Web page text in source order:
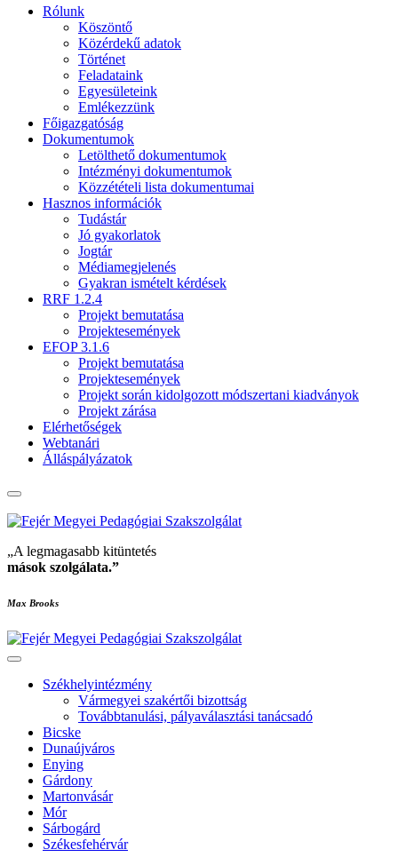
Rólunk
Köszöntő
Közérdekű adatok
Történet
Feladataink
Egyesületeink
Emlékezzünk
Főigazgatóság
Dokumentumok
Letölthető dokumentumok
Intézményi dokumentumok
Közzétételi lista dokumentumai
Hasznos információk
Tudástár
Jó gyakorlatok
Jogtár
Médiamegjelenés
Gyakran ismételt kérdések
RRF 1.2.4
Projekt bemutatása
Projektesemények
EFOP 3.1.6
Projekt bemutatása
Projektesemények
Projekt során kidolgozott módszertani kiadványok
Projekt zárása
Elérhetőségek
Webtanári
Álláspályázatok
„A legmagasabb kitüntetés
mások szolgálata.”
Max Brooks
Székhelyintézmény
Vármegyei szakértői bizottság
Továbbtanulási, pályaválasztási tanácsadó
Bicske
Dunaújváros
Enying
Gárdony
Martonvásár
Mór
Sárbogárd
Székesfehérvár